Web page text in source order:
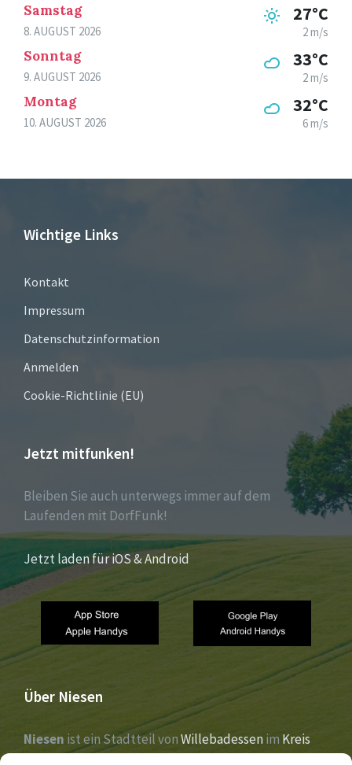
Samstag
8. AUGUST 2026
27°C
2 m/s
Sonntag
9. AUGUST 2026
33°C
2 m/s
Montag
10. AUGUST 2026
32°C
6 m/s
Wichtige Links
Kontakt
Impressum
Datenschutzinformation
Anmelden
Cookie-Richtlinie (EU)
Jetzt mitfunken!
Bleiben Sie auch unterwegs immer auf dem
Laufenden mit DorfFunk!
Jetzt laden für iOS & Android
Über Niesen
Niesen ist ein Stadtteil vonWillebadessenim Kreis
Höxter,Nordrhein-Westfalen. Der Ort liegt im Tal der